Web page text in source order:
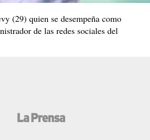
(29) quien se desempeña como
de las redes sociales del